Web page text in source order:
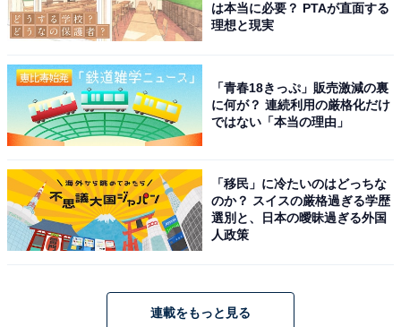
1 2
は本当に必要？ PTAが直面する
理想と現実
「青春18きっぷ」販売激減の裏
に何が？ 連続利用の厳格化だけ
ではない「本当の理由」
「移民」に冷たいのはどっちな
のか？ スイスの厳格過ぎる学歴
選別と、日本の曖昧過ぎる外国
人政策
連載をもっと見る